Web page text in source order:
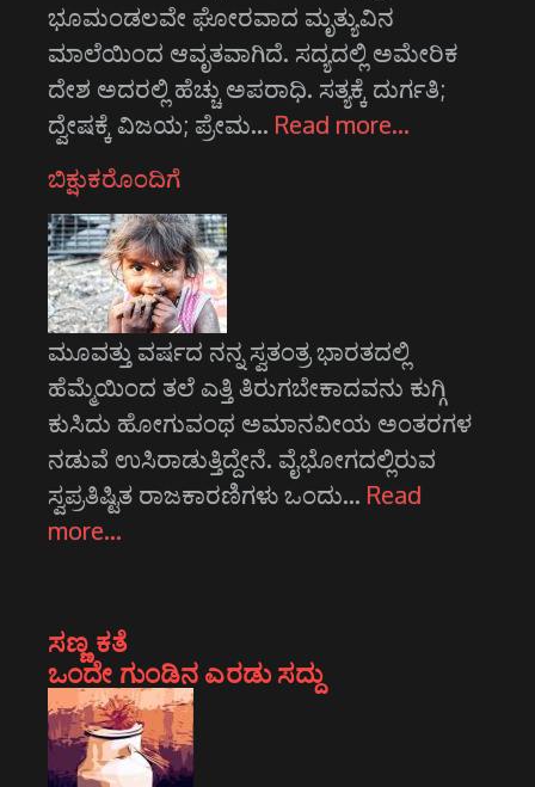
ಭೂಮಂಡಲವೇ ಘೋರವಾದ ಮೃತ್ಯುವಿನ
ಮಾಲೆಯಿಂದ ಆವೃತವಾಗಿದೆ. ಸದ್ಯದಲ್ಲಿ ಅಮೇರಿಕ
ದೇಶ ಅದರಲ್ಲಿ ಹೆಚ್ಚು ಅಪರಾಧಿ. ಸತ್ಯಕ್ಕೆ ದುರ್ಗತಿ;
ದ್ವೇಷಕ್ಕೆ ವಿಜಯ; ಪ್ರೇಮ… Read more…
ಬಿಕ್ಷುಕರೊಂದಿಗೆ
ಮೂವತ್ತು ವರ್ಷದ ನನ್ನ ಸ್ವತಂತ್ರ ಭಾರತದಲ್ಲಿ
ಹೆಮ್ಮೆಯಿಂದ ತಲೆ ಎತ್ತಿ ತಿರುಗಬೇಕಾದವನು ಕುಗ್ಗಿ
ಕುಸಿದು ಹೋಗುವಂಥ ಅಮಾನವೀಯ ಅಂತರಗಳ
ನಡುವೆ ಉಸಿರಾಡುತ್ತಿದ್ದೇನೆ. ವೈಭೋಗದಲ್ಲಿರುವ
ಸ್ವಪ್ರತಿಷ್ಟಿತ ರಾಜಕಾರಣಿಗಳು ಒಂದು… Read
more…
ಸಣ್ಣ ಕತೆ
ಒಂದೇ ಗುಂಡಿನ ಎರಡು ಸದ್ದು